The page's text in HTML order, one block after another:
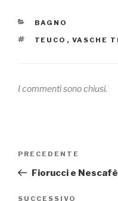
CATEGORIE
BAGNO
TAG
TEUCO , VASCHE
I commenti sono chiusi.
Articolo
precedente:
PRECEDENTE
Fiorucci e
SUCCESSIVO